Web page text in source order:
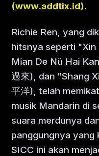
(www.addtix.id).
Richie Ren, yang
hitsnya seperti "Xin
Mian De Nü Hai
過來), dan "Shang
平洋), telah
musik Mandarin di
suara merdunya
panggungnya yang
SICC ini akan